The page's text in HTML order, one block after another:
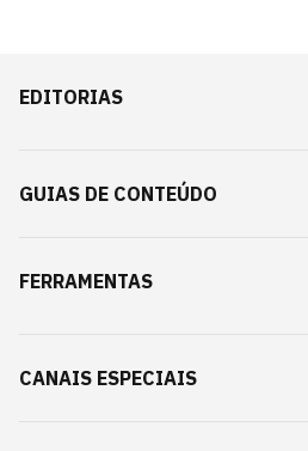
EDITORIAS
GUIAS DE CONTEÚDO
FERRAMENTAS
CANAIS ESPECIAIS